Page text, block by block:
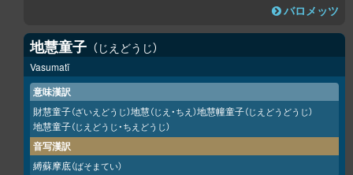
バロメッツ
地慧童子 じえどうじ
Vasumatī
意味漢訳
財慧童子（ざいえどうじ）地慧（じえ・ちえ）地慧幢童子（じえどうどうじ）
地慧童子（じえどうじ・ちえどうじ）
音写漢訳
縛蘇摩底（ばそまてい）